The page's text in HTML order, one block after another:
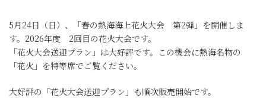
5月24日（日）、「春の熱海海上花火大会 第2弾」を開催しま
す。2026年度 2回目の花火大会です。
「花火大会送迎プラン」は大好評です。この機会に熱海名物の
「花火」を特等席でご覧ください。
大好評の「花火大会送迎プラン」も順次販売開始です。